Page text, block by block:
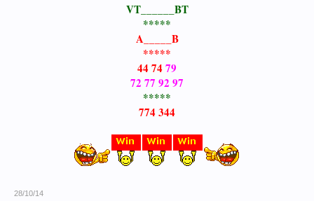
VT______BT
*****
A_____B
*****
44 7479
72 77 92 97
*****
774 344
28/10/14